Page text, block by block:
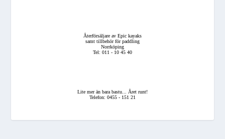
Återförsäljare av Epic kayaks
samt tillbehör för paddling
Norrköping
Tel: 011 - 10 45 40
Lite mer än bara bastu... Året runt!
Telefon: 0455 - 151 21